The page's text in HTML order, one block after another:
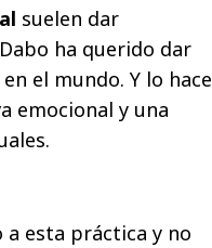
suelen dar
ha querido dar
el mundo. Y lo hace
emocional y una
esta práctica y no